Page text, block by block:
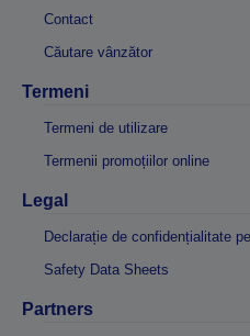
Contact
Căutare vânzător
Termeni
Termeni de utilizare
Termenii promoțiilor online
Legal
Declarație de confidențialitate
Safety Data Sheets
Partners